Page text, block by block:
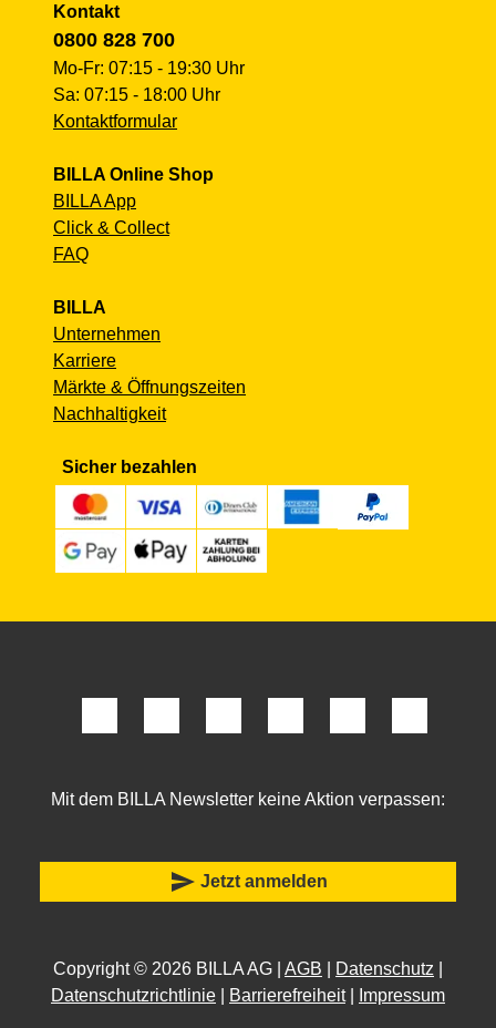
Kontakt
0800 828 700
Mo-Fr: 07:15 - 19:30 Uhr
Sa: 07:15 - 18:00 Uhr
Kontaktformular
BILLA Online Shop
BILLA App
Click & Collect
FAQ
BILLA
Unternehmen
Karriere
Märkte & Öffnungszeiten
Nachhaltigkeit
Sicher bezahlen
Mit dem BILLA Newsletter keine Aktion verpassen:
send Jetzt anmelden
Copyright © 2026 BILLA AG | AGB Datenschutz
Datenschutzrichtlinie
Barrierefreiheit| Impressum